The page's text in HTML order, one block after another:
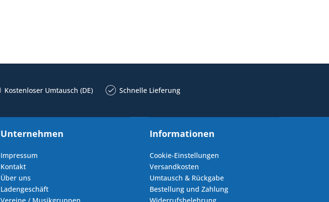
Kostenloser Umtausch (DE) Schnelle Lieferung
Unternehmen
Impressum
Kontakt
Über uns
Ladengeschäft
Informationen
Cookie-Einstellungen
Versandkosten
Umtausch & Rückgabe
Bestellung und Zahlung